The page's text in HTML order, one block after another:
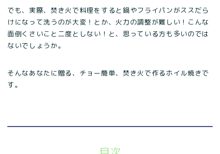
でも、実際、焚き火で料理をすると鍋やフライパンがススだら
けになって洗うのが大変！とか、火力の調整が難しい！こんな
面倒くさいこと二度としない！と、思っている方も多いのでは
ないでしょうか。
そんなあなたに贈る、チョー簡単、焚き火で作るホイル焼きで
す。